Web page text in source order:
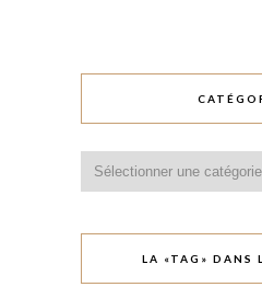
LA «TAG» DANS